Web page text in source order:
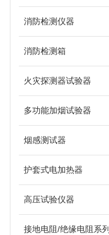
消防检测仪器
消防检测箱
火灾探测器试验器
多功能加烟试验器
烟感测试器
护套式电加热器
高压试验仪器
接地电阻/绝缘电阻系列